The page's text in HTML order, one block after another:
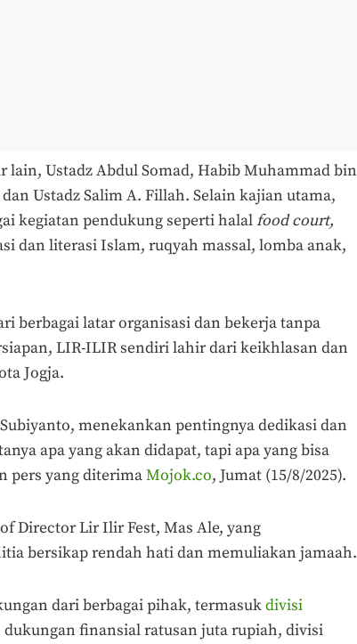
lain, Ustadz Abdul Somad, Habib Muhammad bin
Ustadz Salim A. Fillah. Selain kajian utama,
kegiatan pendukung seperti halalfood court,
dan literasi Islam, ruqyah massal, lomba anak,
berbagai latar organisasi dan bekerja tanpa
LIR-ILIR sendiri lahir dari keikhlasan dan
Jogja.
menekankan pentingnya dedikasi dan
apa yang akan didapat, tapi apa yang bisa
pers yang diterimaMojok.co, Jumat (15/8/2025).
Director Lir Ilir Fest, Mas Ale, yang
bersikap rendah hati dan memuliakan jamaah.
dari berbagai pihak, termasukdivisi
dukungan finansial ratusan juta rupiah, divisi